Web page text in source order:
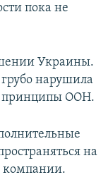
пока не
Украины.
нарушила
принципы ООН.
на
компании.